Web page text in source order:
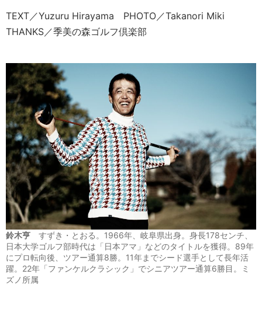
TEXT／Yuzuru Hirayama PHOTO／Takanori Miki
THANKS／季美の森ゴルフ倶楽部
鈴木亨 すずき・とおる。1966年、岐阜県出身。身長178センチ、
日本大学ゴルフ部時代は「日本アマ」などのタイトルを獲得。89年
にプロ転向後、ツアー通算8勝。11年までシード選手として長年活
躍。22年「ファンケルクラシック」でシニアツアー通算6勝目。ミ
ズノ所属